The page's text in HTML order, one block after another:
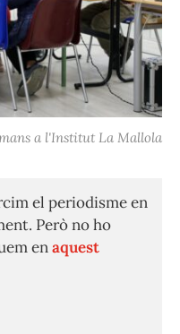
a l'Institut La Mallola
el periodisme en
Però no ho
enaquest